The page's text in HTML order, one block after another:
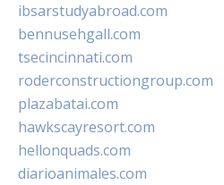
ibsarstudyabroad.com
bennusehgall.com
tsecincinnati.com
roderconstructiongroup.com
plazabatai.com
hawkscayresort.com
hellonquads.com
diarioanimales.com